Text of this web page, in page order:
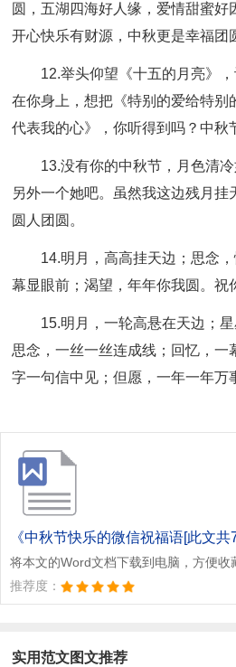
圆，五湖四海好人缘，爱情甜蜜好
开心快乐有财源，中秋更是幸福团
12.举头仰望《十五的月亮》
在你身上，想把《特别的爱给特别
代表我的心》，你听得到吗？中秋
13.没有你的中秋节，月色清
另外一个她吧。虽然我这边残月挂
圆人团圆。
14.明月，高高挂天边；思念
幕显眼前；渴望，年年你我圆。祝
15.明月，一轮高悬在天边；
思念，一丝一丝连成线；回忆，一
字一句信中见；但愿，一年一年万
《中秋节快乐的微信祝福语[此文共
将本文的Word文档下载到电脑，方便收
推荐度：
实用范文图文推荐